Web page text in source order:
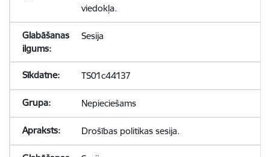
viedokļa.
Sesija
TS01c44137
Nepieciešams
Drošības politikas sesija.